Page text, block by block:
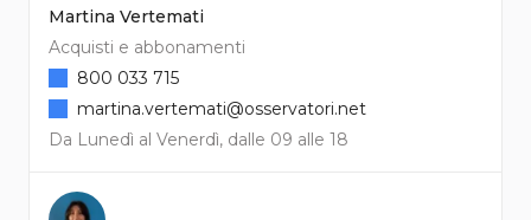
Martina Vertemati
Acquisti e abbonamenti
Da Lunedì al Venerdì, dalle 09 alle 18
800 033 715
martina.vertemati@osservatori.net